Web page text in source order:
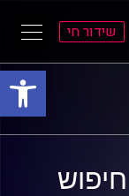
פתח
שידור חי